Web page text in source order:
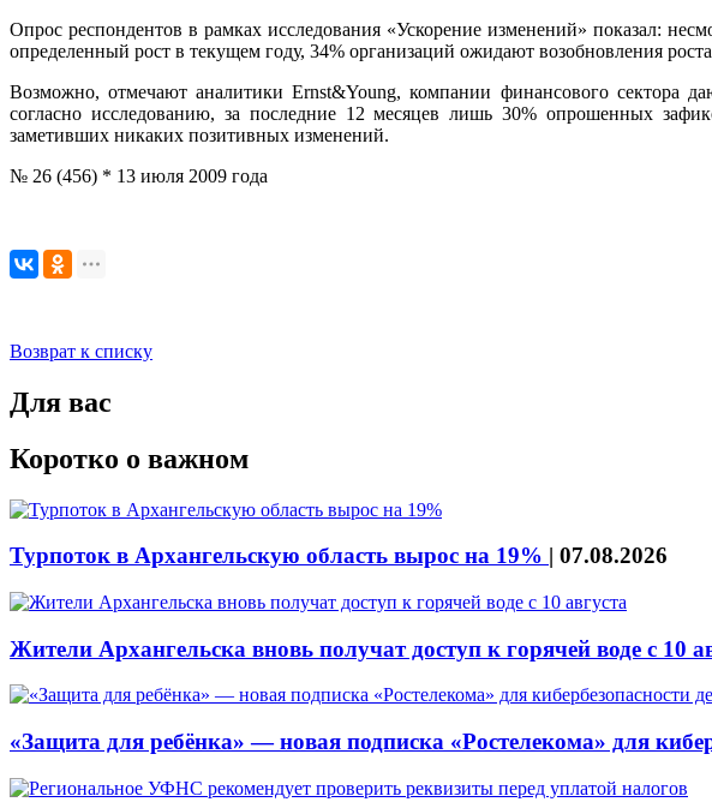
Опрос респондентов в рамках исследования «Ускорение изменений» показал:
определенный рост в текущем году, 34% организаций ожидают возобновления
Возможно, отмечают аналитики Ernst&Young, компании финансового сектора
согласно исследованию, за последние 12 месяцев лишь 30% опрошенных
заметивших никаких позитивных изменений.
№ 26 (456) * 13 июля 2009 года
Возврат к списку
Для вас
Коротко о важном
Турпоток в Архангельскую область вырос на 19% | 07.08.2026
Жители Архангельска вновь получат доступ к горячей воде с 10
«Защита для ребёнка» — новая подписка «Ростелекома» для